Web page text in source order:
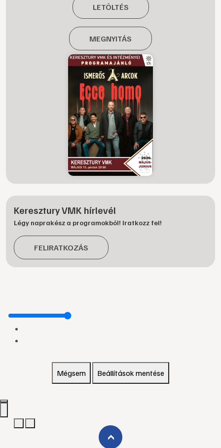
LETÖLTÉS
MEGNYITÁS
Keresztury VMK hírlevél
Légy naprakész a programokból! Iratkozz fel!
FELIRATKOZÁS
Mégsem Beállítások mentése
›